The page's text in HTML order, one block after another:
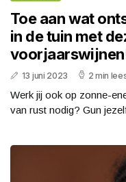
Toe aan wat
in de tuin met
13 juni 2023 2 min
Werk jij ook op zonne-
van rust nodig? Gun